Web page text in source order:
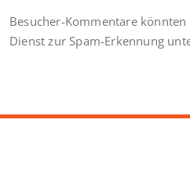
Besucher-Kommentare
Dienst zur Spam-Erkennung